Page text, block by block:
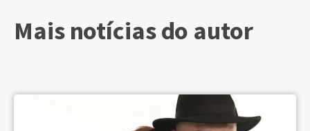
Mais notícias do autor